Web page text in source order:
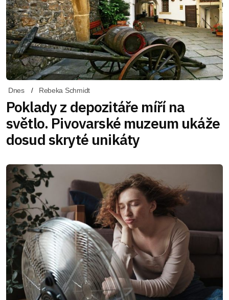
Dnes Rebeka Schmidt
Poklady z depozitáře míří na
světlo. Pivovarské muzeum ukáže
dosud skryté unikáty